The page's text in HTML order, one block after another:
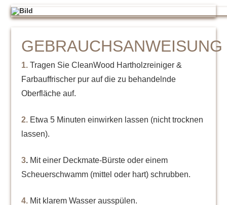
GEBRAUCHSANWEISUNG
1. Tragen Sie CleanWood Hartholzreiniger &
Farbauffrischer pur auf die zu behandelnde
Oberfläche auf.
2. Etwa 5 Minuten einwirken lassen (nicht trocknen
lassen).
3. Mit einer Deckmate-Bürste oder einem
Scheuerschwamm (mittel oder hart) schrubben.
4. Mit klarem Wasser ausspülen.